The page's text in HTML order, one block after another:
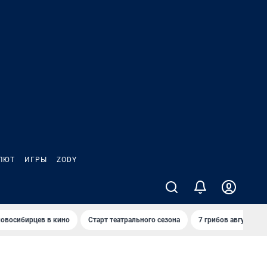
ИГРЫ ZODY
в кино Старт театрального сезона 7 грибов августа